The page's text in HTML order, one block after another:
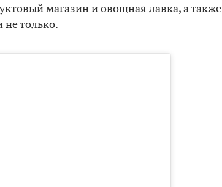
магазин и овощная лавка, а также
только.